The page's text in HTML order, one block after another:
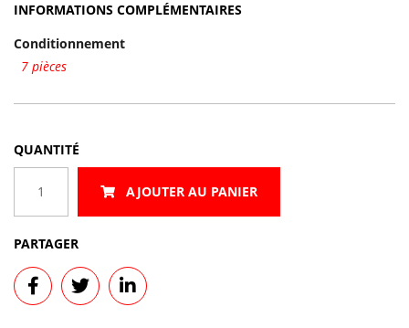
INFORMATIONS COMPLÉMENTAIRES
Conditionnement
7 pièces
QUANTITÉ
Sushi
Chibi
AJOUTER AU PANIER
PARTAGER